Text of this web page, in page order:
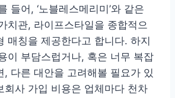
들어, ‘노블레스메리미’와 같은
치관, 라이프스타일을 종합적으
매칭을 제공한다고 합니다. 하지
이 부담스럽거나, 혹은 너무 복잡
, 다른 대안을 고려해볼 필요가 있
회사 가입 비용은 업체마다 천차